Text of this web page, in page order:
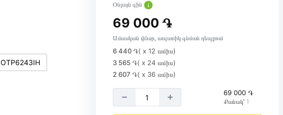
OTP6243IH
Օնլայն գին
69 000 ֏
Ամսական վճար, ապառիկ գնման դեպքում
6 440 ֏( x 12 ամիս)
3 565 ֏( x 24 ամիս)
2 607 ֏( x 36 ամիս)
69 000 ֏
Քանակ՝ 1